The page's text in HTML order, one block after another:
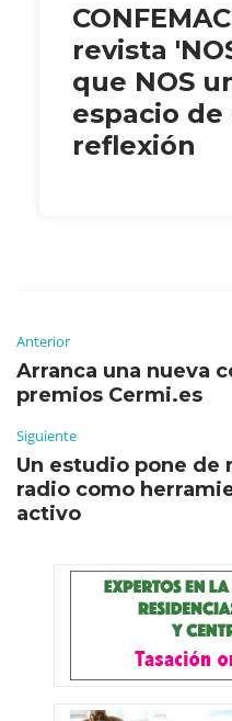
revista
que NOS
espacio
reflexión
Anterior
Arranca una nueva
premios Cermi.es
Siguiente
Un estudio pone de
radio como
activo